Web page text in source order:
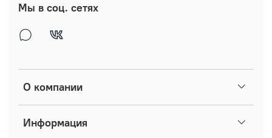
О компании
Информация
Мы в соц. сетях